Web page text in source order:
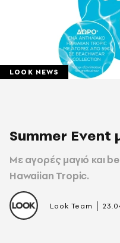
LOOK NEWS
Summer Event
Mε αγορές μαγιό και
Hawaiian Tropic.
Look Team |